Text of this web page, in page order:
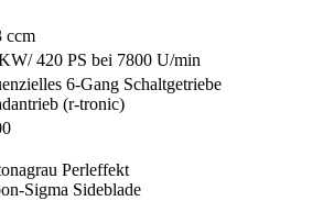
ccm
420 PS bei 7800 U/min
6-Gang Schaltgetriebe
(r-tronic)
Perleffekt
Sigma Sideblade